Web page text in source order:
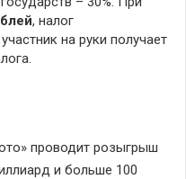
, налог
на руки получает
проводит розыгрыш
и больше 100